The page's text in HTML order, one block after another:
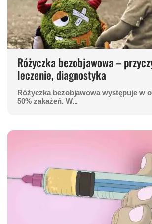
Różyczka bezobjawowa –
leczenie, diagnostyka
Różyczka bezobjawowa występuje w
50% zakażeń. W...